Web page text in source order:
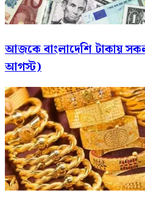
আজকে বাংলাদেশি টাকায়
আগস্ট)